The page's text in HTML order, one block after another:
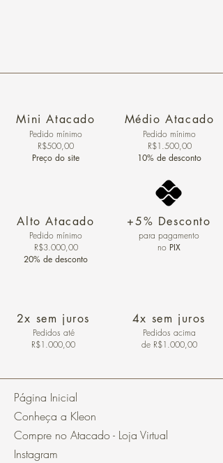
Mini Atacado
Pedido ​mínimo
R$500,00
Preço do site
Alto Atacado
Pedido mínimo
R$3.000,00
20% de desconto
2x sem juros
Pedidos até
R$1.000,00
Médio Atacado
Pedido mínimo
R$1.500,00
10% de desconto
+5% Desconto
para pagamento
no PIX
4x sem juros
Pedidos acima
de R$1.000,00
Página Inicial
Conheça a Kleon
Compre no Atacado - Loja Virtual
Instagram